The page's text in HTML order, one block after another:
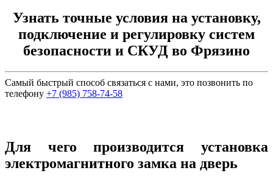
Узнать точные условия на установку,
подключение и регулировку систем
безопасности и СКУД во Фрязино
Самый быстрый способ связаться с нами, это позвонить по
телефону +7 (985) 758-74-58
Для чего производится установка
электромагнитного замка на дверь